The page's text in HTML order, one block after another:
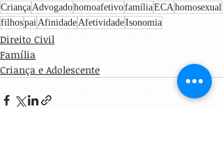
Criança AdvogadohomoafetivofamíliaECA homosexual
filhospai Afinidade AfetividadeIsonomia
Direito Civil
Família
Criança e Adolescente